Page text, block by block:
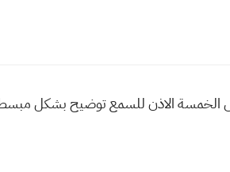
الخمسة الاذن للسمع توضيح بشكل مبسط